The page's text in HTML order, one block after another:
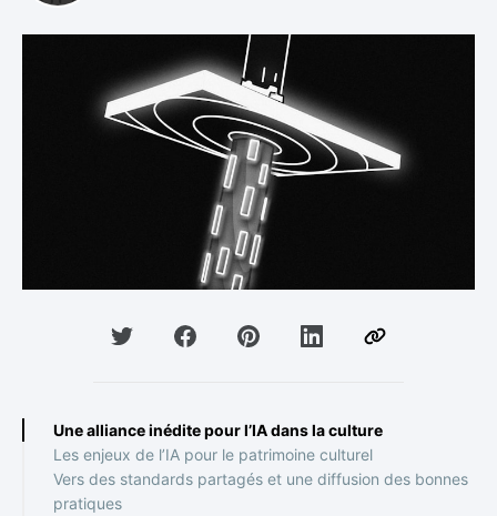
Une alliance inédite pour l’IA dans la culture
Les enjeux de l’IA pour le patrimoine culturel
Vers des standards partagés et une diffusion des bonnes
pratiques